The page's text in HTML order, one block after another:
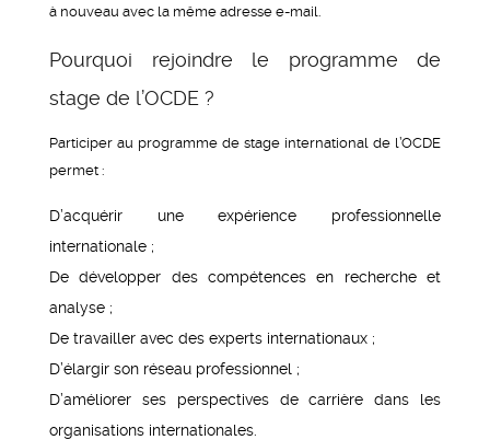
à nouveau avec la même adresse e-mail.
Pourquoi rejoindre le programme de
stage de l’OCDE ?
Participer au programme de stage international de l’OCDE
permet :
D’acquérir une expérience professionnelle
internationale ;
De développer des compétences en recherche et
analyse ;
De travailler avec des experts internationaux ;
D’élargir son réseau professionnel ;
D’améliorer ses perspectives de carrière dans les
organisations internationales.